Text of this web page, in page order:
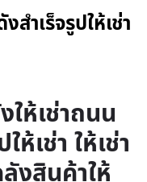
สำเร็จรูปให้เช่า
ให้เช่าถนน
ห้เช่า ให้เช่า
งสินค้าให้